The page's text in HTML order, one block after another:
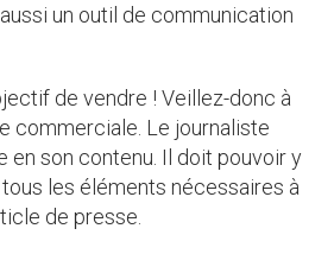
un outil de communication
de vendre ! Veillez-donc à
commerciale. Le journaliste
en son contenu. Il doit pouvoir y
les éléments nécessaires à
de presse.